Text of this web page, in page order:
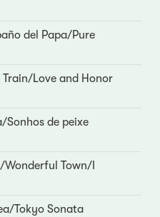
del Papa/Pure
Love and Honor
Sonhos de peixe
Town/I
Tokyo Sonata